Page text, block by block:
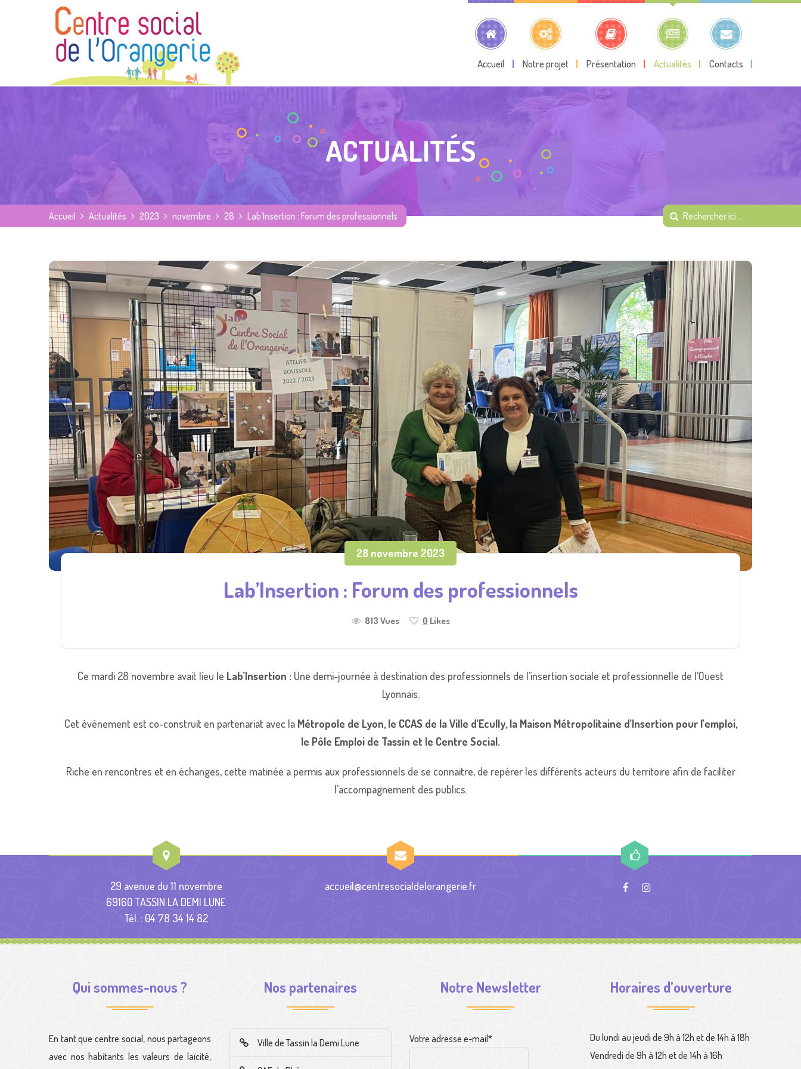
Accueil Notre projet Présentation Actualités Contacts
ACTUALITÉS
Accueil Actualités 2023 novembre 28 Lab’Insertion : Forum des professionnels
28 novembre 2023
Lab’Insertion : Forum des professionnels
813 Vues 0 Likes
Ce mardi 28 novembre avait lieu le Lab’Insertion : Une demi-journée à destination des professionnels de l’insertion sociale et professionnelle de l’Ouest
Lyonnais.
Cet événement est co-construit en partenariat avec la Métropole de Lyon, le CCAS de la Ville d’Ecully, la Maison Métropolitaine d’Insertion pour l’emploi,
le Pôle Emploi de Tassin et le Centre Social.
Riche en rencontres et en échanges, cette matinée a permis aux professionnels de se connaitre, de repérer les différents acteurs du territoire afin de faciliter
l’accompagnement des publics.
29 avenue du 11 novembre
69160 TASSIN LA DEMI LUNE
Tél. : 04 78 34 14 82
accueil@centresocialdelorangerie.fr
Qui sommes-nous ?
En tant que centre social, nous partageons
avec nos habitants les valeurs de laïcité,
Nos partenaires
Ville de Tassin la Demi Lune
Notre Newsletter
Votre adresse e-mail*
Horaires d’ouverture
Du lundi au jeudi de 9h à 12h et de 14h à 18h
Vendredi de 9h à 12h et de 14h à 16h